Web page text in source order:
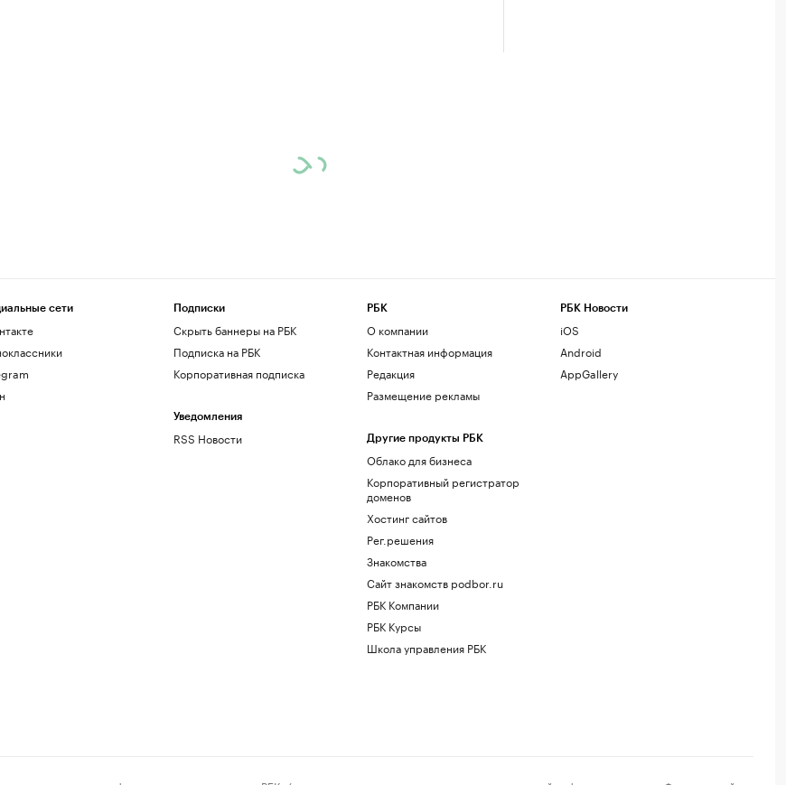
сети Подписки
Скрыть баннеры на РБК
Подписка на РБК
Корпоративная подписка
Уведомления
RSS Новости
РБК
О компании
Контактная информация
Редакция
Размещение рекламы
Другие продукты РБК
Облако для бизнеса
Корпоративный регистратор
доменов
Хостинг сайтов
Рег.решения
Знакомства
Сайт знакомств podbor.ru
РБК Компании
РБК Курсы
Школа управления РБК
РБК Новости
iOS
Android
AppGallery